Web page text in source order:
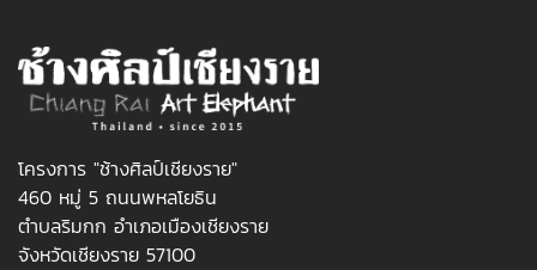
โครงการ "ช้างศิลป์เชียงราย"
460 หมู่ 5 ถนนพหลโยธิน
ตำบลริมกก อำเภอเมืองเชียงราย
จังหวัดเชียงราย 57100